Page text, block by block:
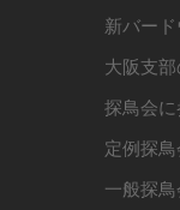
新バー
大阪支
探鳥会に
定例探
一般探